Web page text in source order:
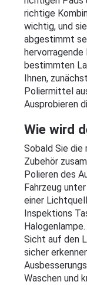
richtige
wichtig, und
abgestimmt
hervorragende
bestimmten
Ihnen,
Poliermittel
Ausprobieren
Wie wird
Sobald Sie die
Zubehör
Polieren des
Fahrzeug
einer
Inspektions
Sicht auf den
sicher
Waschen und